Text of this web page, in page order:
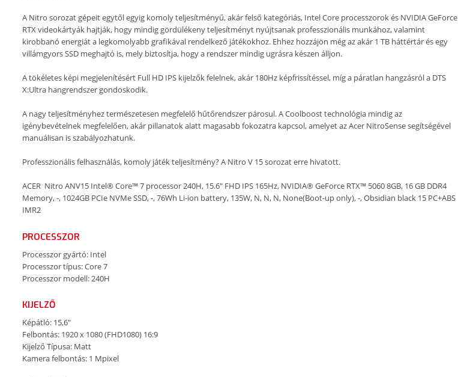
A Nitro sorozat gépeit egytől egyig komoly teljesítményű, akár felső kategóriás, Intel Core processzorok és NVIDIA GeForce
RTX videokártyák hajtják, hogy mindig gördülékeny teljesítményt nyújtsanak professzionális munkához, valamint
kirobbanó energiát a legkomolyabb grafikával rendelkező játékokhoz. Ehhez hozzájön még az akár 1 TB háttértár és egy
villámgyors SSD meghajtó is, mely biztosítja, hogy a rendszer mindig ugrásra készen álljon.
A tökéletes képi megjelenítésért Full HD IPS kijelzők felelnek, akár 180Hz képfrissítéssel, míg a páratlan hangzásról a DTS
X:Ultra hangrendszer gondoskodik.
A nagy teljesítményhez természetesen megfelelő hűtőrendszer párosul. A Coolboost technológia mindig az
igénybevételnek megfelelően, akár pillanatok alatt magasabb fokozatra kapcsol, amelyet az Acer NitroSense segítségével
manuálisan is szabályozhatunk.
Professzionális felhasználás, komoly játék teljesítmény? A Nitro V 15 sorozat erre hivatott.
ACER Nitro ANV15 Intel® Core™ 7 processor 240H, 15.6" FHD IPS 165Hz, NVIDIA® GeForce RTX™ 5060 8GB, 16 GB DDR4
Memory, -, 1024GB PCIe NVMe SSD, -, 76Wh Li-ion battery, 135W, N, N, N, None(Boot-up only), -, Obsidian black 15 PC+ABS
IMR2
PROCESSZOR
Processzor gyártó: Intel
Processzor típus: Core 7
Processzor modell: 240H
KIJELZŐ
Képátló: 15,6"
Felbontás: 1920 x 1080 (FHD1080) 16:9
Kijelző Típusa: Matt
Kamera felbontás: 1 Mpixel